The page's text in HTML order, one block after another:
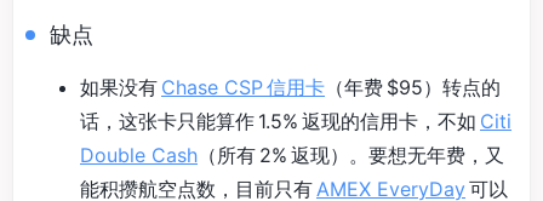
缺点
如果没有 Chase CSP 信用卡 （年费 $95）转点的
话，这张卡只能算作 1.5% 返现的信用卡，不如 Citi
Double Cash （所有 2% 返现）。要想无年费，又
能积攒航空点数，目前只有AMEX EveryDay可以